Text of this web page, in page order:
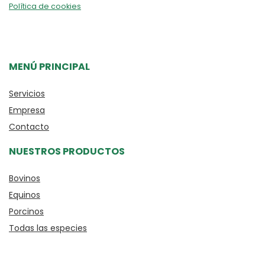
Política de cookies
MENÚ PRINCIPAL
Servicios
Empresa
Contacto
NUESTROS PRODUCTOS
Bovinos
Equinos
Porcinos
Todas las especies